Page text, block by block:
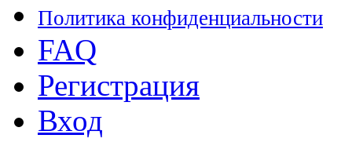
Политика конфиденциальности
FAQ
Регистрация
Вход